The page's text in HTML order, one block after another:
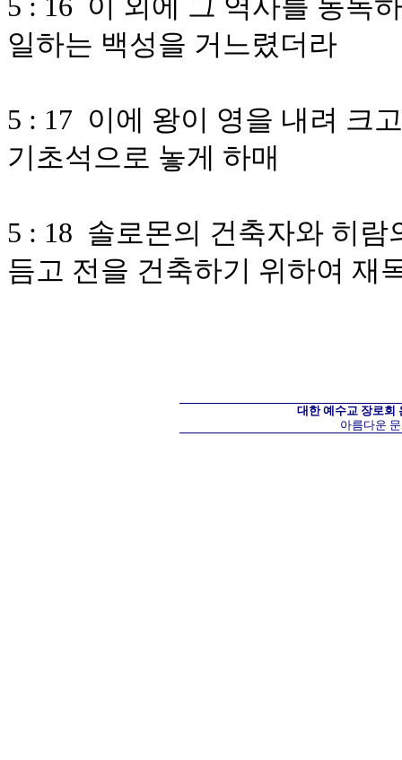
5 : 16 이 외에 그 역사를 동독
일하는 백성을 거느렸더라
5 : 17 이에 왕이 영을 내려 크
기초석으로 놓게 하매
5 : 18 솔로몬의 건축자와 히
듬고 전을 건축하기 위하여 재
대한 예수교 장로회
아름다운